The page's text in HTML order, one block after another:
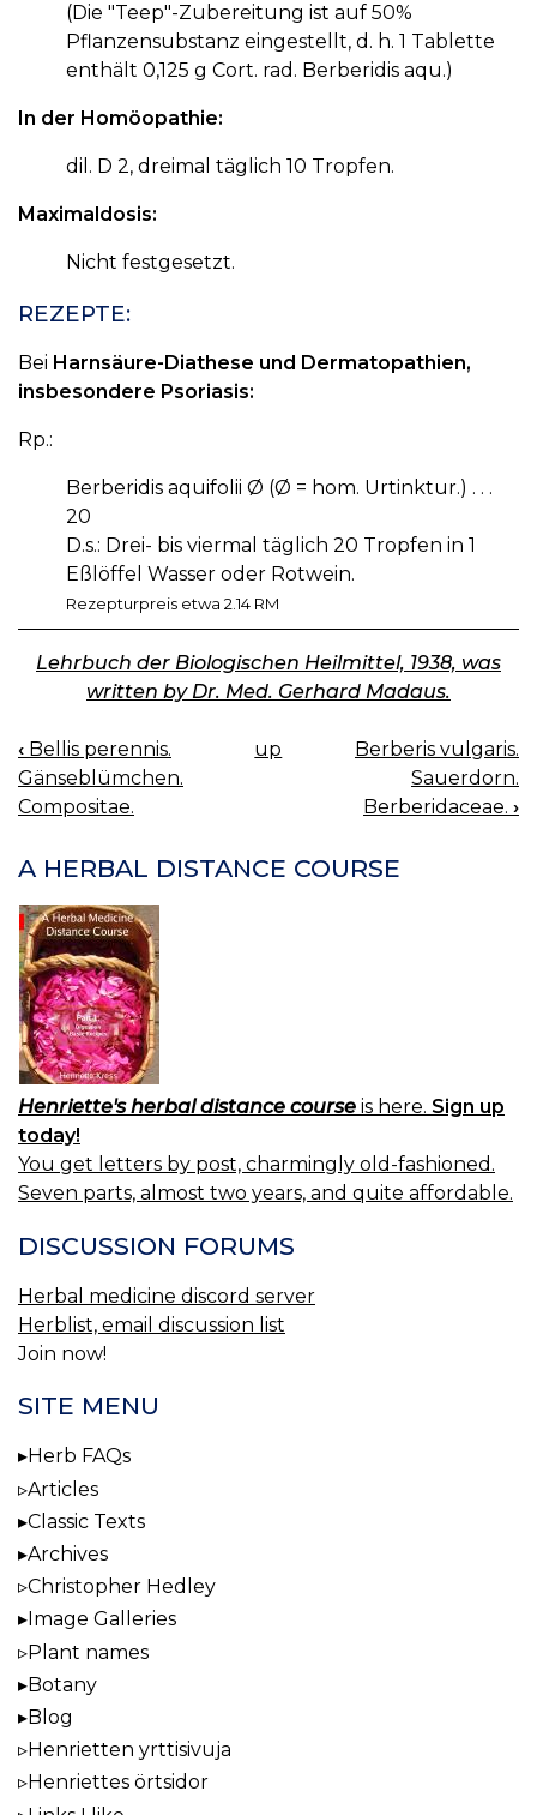
(Die "Teep"-Zubereitung ist auf 50%
Pflanzensubstanz eingestellt, d. h. 1 Tablette
enthält 0,125 g Cort. rad. Berberidis aqu.)
In der Homöopathie:
dil. D 2, dreimal täglich 10 Tropfen.
Maximaldosis:
Nicht festgesetzt.
REZEPTE:
Bei Harnsäure-Diathese und Dermatopathien,
insbesondere Psoriasis:
Rp.:
Berberidis aquifolii Ø (Ø = hom. Urtinktur.) . . .
20
D.s.: Drei- bis viermal täglich 20 Tropfen in 1
Eßlöffel Wasser oder Rotwein.
Rezepturpreis etwa 2.14 RM
Lehrbuch der Biologischen Heilmittel, 1938, was
written by Dr. Med. Gerhard Madaus.
BOOK
NAVIGATION
‹ Bellis perennis.
Gänseblümchen.
Compositae.
up
Berberis vulgaris.
Sauerdorn.
Berberidaceae. ›
A HERBAL DISTANCE COURSE
Henriette's herbal distance course is here. Sign up
today!
You get letters by post, charmingly old-fashioned.
Seven parts, almost two years, and quite affordable.
DISCUSSION FORUMS
Herbal medicine discord server
Herblist, email discussion list
Join now!
SITE MENU
Herb FAQs
Articles
Classic Texts
Archives
Christopher Hedley
Image Galleries
Plant names
Botany
Blog
Henrietten yrttisivuja
Henriettes örtsidor